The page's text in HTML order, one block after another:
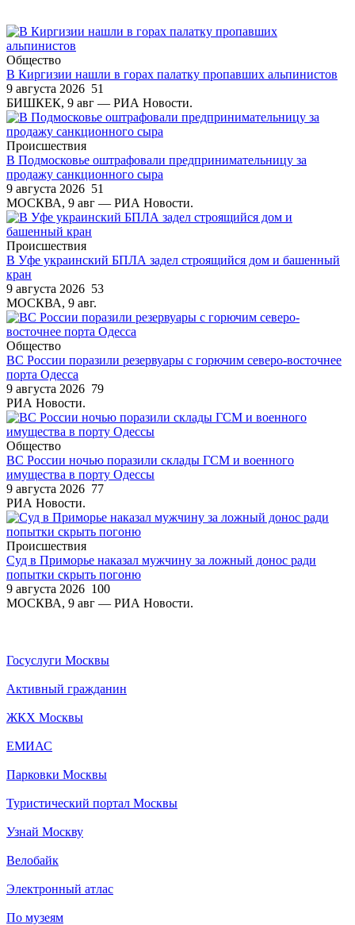
Общество
В Киргизии нашли в горах палатку пропавших альпинистов
9 августа 2026 51
БИШКЕК, 9 авг — РИА Новости.
Происшествия
В Подмосковье оштрафовали предпринимательницу за
продажу санкционного сыра
9 августа 2026 51
МОСКВА, 9 авг — РИА Новости.
Происшествия
В Уфе украинский БПЛА задел строящийся дом и башенный
кран
9 августа 2026 53
МОСКВА, 9 авг.
Общество
ВС России поразили резервуары с горючим северо-восточнее
порта Одесса
9 августа 2026 79
РИА Новости.
Общество
ВС России ночью поразили склады ГСМ и военного
имущества в порту Одессы
9 августа 2026 77
РИА Новости.
Происшествия
Суд в Приморье наказал мужчину за ложный донос ради
попытки скрыть погоню
9 августа 2026 100
МОСКВА, 9 авг — РИА Новости.
Госуслуги Москвы
Активный гражданин
ЖКХ Москвы
ЕМИАС
Парковки Москвы
Туристический портал Москвы
Узнай Москву
Велобайк
Электронный атлас
По музеям